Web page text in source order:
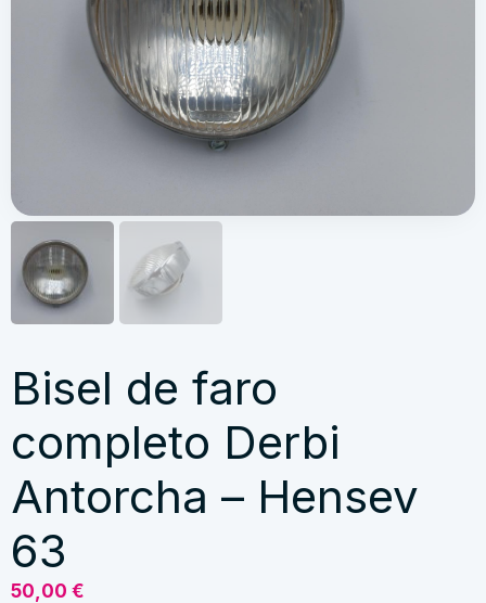
Bisel de faro
completo Derbi
Antorcha – Hensev
63
50,00 €